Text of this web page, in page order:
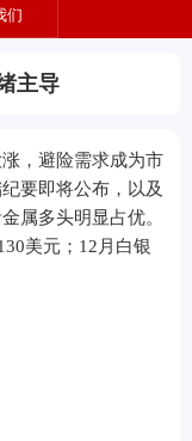
们
主导
，避险需求成为市
要即将公布，以及
属多头明显占优。
美元；12月白银